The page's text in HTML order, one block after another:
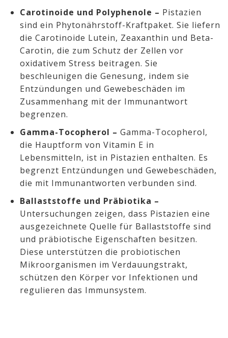
Carotinoide und Polyphenole – Pistazien
sind ein Phytonährstoff-Kraftpaket. Sie liefern
die Carotinoide Lutein, Zeaxanthin und Beta-
Carotin, die zum Schutz der Zellen vor
oxidativem Stress beitragen. Sie
beschleunigen die Genesung, indem sie
Entzündungen und Gewebeschäden im
Zusammenhang mit der Immunantwort
begrenzen.
Gamma-Tocopherol – Gamma-Tocopherol,
die Hauptform von Vitamin E in
Lebensmitteln, ist in Pistazien enthalten. Es
begrenzt Entzündungen und Gewebeschäden,
die mit Immunantworten verbunden sind.
Ballaststoffe und Präbiotika –
Untersuchungen zeigen, dass Pistazien eine
ausgezeichnete Quelle für Ballaststoffe sind
und präbiotische Eigenschaften besitzen.
Diese unterstützen die probiotischen
Mikroorganismen im Verdauungstrakt,
schützen den Körper vor Infektionen und
regulieren das Immunsystem.